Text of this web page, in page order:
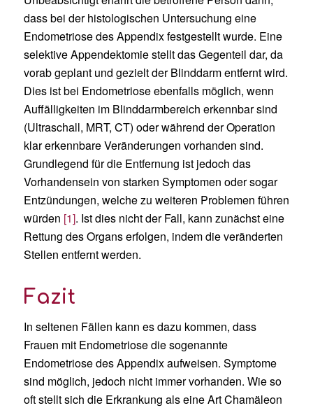
dass bei der histologischen Untersuchung eine
Endometriose des Appendix festgestellt wurde. Eine
selektive Appendektomie stellt das Gegenteil dar, da
vorab geplant und gezielt der Blinddarm entfernt wird.
Dies ist bei Endometriose ebenfalls möglich, wenn
Auffälligkeiten im Blinddarmbereich erkennbar sind
(Ultraschall, MRT, CT) oder während der Operation
klar erkennbare Veränderungen vorhanden sind.
Grundlegend für die Entfernung ist jedoch das
Vorhandensein von starken Symptomen oder sogar
Entzündungen, welche zu weiteren Problemen führen
würden [1]. Ist dies nicht der Fall, kann zunächst eine
Rettung des Organs erfolgen, indem die veränderten
Stellen entfernt werden.
Fazit
In seltenen Fällen kann es dazu kommen, dass
Frauen mit Endometriose die sogenannte
Endometriose des Appendix aufweisen. Symptome
sind möglich, jedoch nicht immer vorhanden. Wie so
oft stellt sich die Erkrankung als eine Art Chamäleon